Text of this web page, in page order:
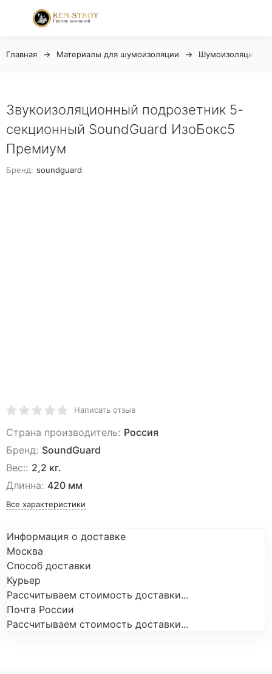
Главная Материалы для шумоизоляции Шумоизоляция
Звукоизоляционный подрозетник 5-
секционный SoundGuard ИзоБокс5
Премиум
Бренд: soundguard
Написать отзыв
Страна производитель: Россия
Бренд: SoundGuard
Вес:: 2,2 кг.
Длинна: 420 мм
Все характеристики
Информация о доставке
Москва
Способ доставки
Курьер
Рассчитываем стоимость доставки...
Почта России
Рассчитываем стоимость доставки...